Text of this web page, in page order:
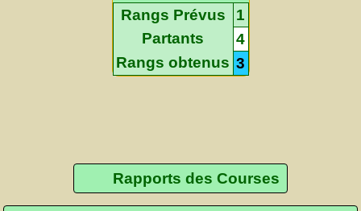
Rangs Prévus
1
Partants
4
Rangs obtenus 3
Rapports des Courses